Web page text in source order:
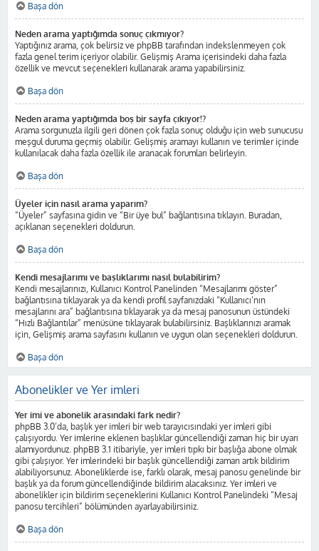
Başa dön
Neden arama yaptığımda sonuç çıkmıyor?
Yaptığınız arama, çok belirsiz ve phpBB tarafından indekslenmeyen çok
fazla genel terim içeriyor olabilir. Gelişmiş Arama içerisindeki daha fazla
özellik ve mevcut seçenekleri kullanarak arama yapabilirsiniz.
Başa dön
Neden arama yaptığımda boş bir sayfa çıkıyor!?
Arama sorgunuzla ilgili geri dönen çok fazla sonuç olduğu için web sunucusu
meşgul duruma geçmiş olabilir. Gelişmiş aramayı kullanın ve terimler içinde
kullanılacak daha fazla özellik ile aranacak forumları belirleyin.
Başa dön
Üyeler için nasıl arama yaparım?
“Üyeler” sayfasına gidin ve “Bir üye bul” bağlantısına tıklayın. Buradan,
açıklanan seçenekleri doldurun.
Başa dön
Kendi mesajlarımı ve başlıklarımı nasıl bulabilirim?
Kendi mesajlarınızı, Kullanıcı Kontrol Panelinden “Mesajlarımı göster”
bağlantısına tıklayarak ya da kendi profil sayfanızdaki “Kullanıcı’nın
mesajlarını ara” bağlantısına tıklayarak ya da mesaj panosunun üstündeki
“Hızlı Bağlantılar” menüsüne tıklayarak bulabilirsiniz. Başlıklarınızı aramak
için, Gelişmiş arama sayfasını kullanın ve uygun olan seçenekleri doldurun.
Başa dön
Abonelikler ve Yer imleri
Yer imi ve abonelik arasındaki fark nedir?
phpBB 3.0’da, başlık yer imleri bir web tarayıcısındaki yer imleri gibi
çalışıyordu. Yer imlerine eklenen başlıklar güncellendiği zaman hiç bir uyarı
alamıyordunuz. phpBB 3.1 itibariyle, yer imleri tıpkı bir başlığa abone olmak
gibi çalışıyor. Yer imlerindeki bir başlık güncellendiği zaman artık bildirim
alabiliyorsunuz. Aboneliklerde ise, farklı olarak, mesaj panosu genelinde bir
başlık ya da forum güncellendiğinde bildirim alacaksınız. Yer imleri ve
abonelikler için bildirim seçeneklerini Kullanıcı Kontrol Panelindeki “Mesaj
panosu tercihleri” bölümünden ayarlayabilirsiniz.
Başa dön